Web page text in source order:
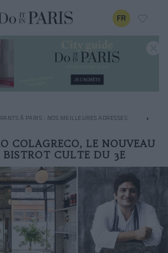
FR
À PARIS : NOS MEILLEURES ADRESSES
COLAGRECO, LE NOUVEAU
BISTROT CULTE DU 3E